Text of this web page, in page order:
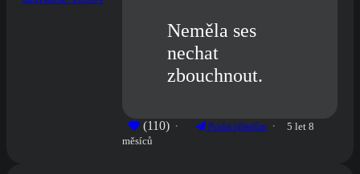
Neměla ses
nechat
zbouchnout.
(110) Poslat přátelům
5 let 8
měsíců